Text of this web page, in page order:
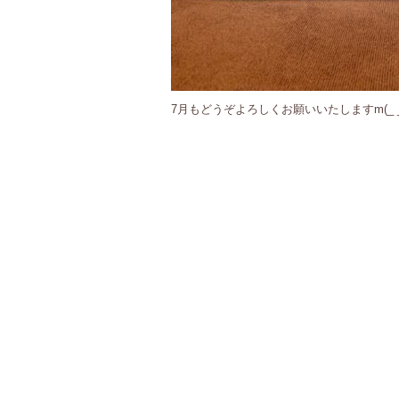
7月もどうぞよろしくお願いいたしますm(_